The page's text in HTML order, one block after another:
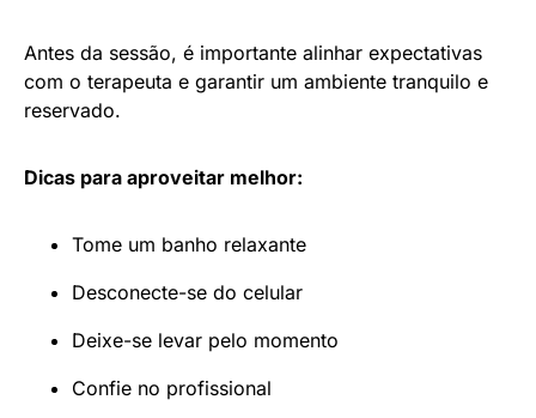
Antes da sessão, é importante alinhar expectativas
com o terapeuta e garantir um ambiente tranquilo e
reservado.
Dicas para aproveitar melhor:
Tome um banho relaxante
Desconecte-se do celular
Deixe-se levar pelo momento
Confie no profissional